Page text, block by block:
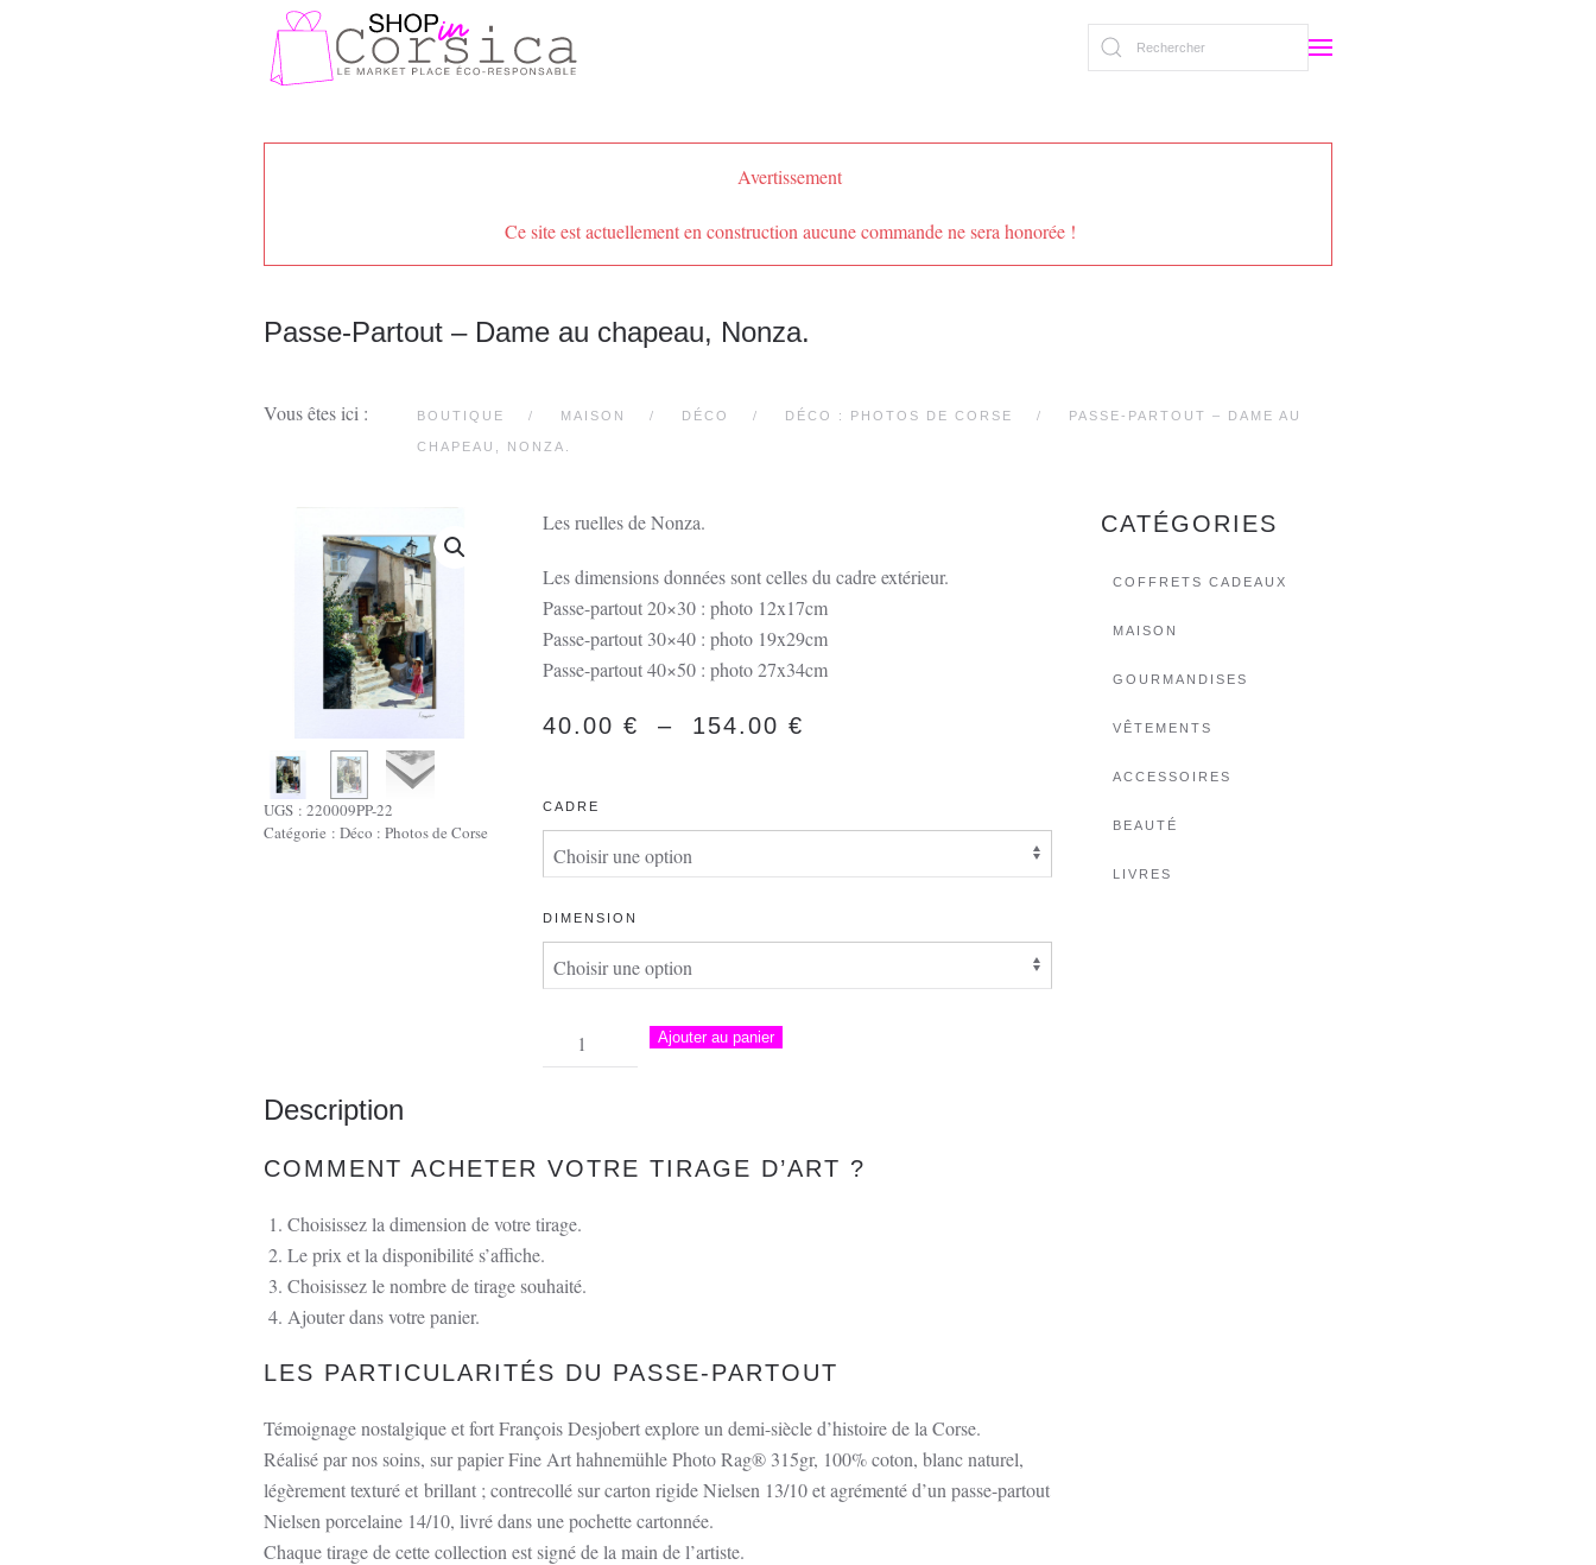
Avertissement
Ce site est actuellement en construction aucune commande ne sera honorée !
Passe-Partout – Dame au chapeau, Nonza.
Vous êtes ici : BOUTIQUE MAISON DÉCO DÉCO : PHOTOS DE CORSE PASSE-PARTOUT – DAME AU
CHAPEAU, NONZA.
UGS : 220009PP-22
Catégorie : Déco : Photos de Corse
Les ruelles de Nonza.
Les dimensions données sont celles du cadre extérieur.
Passe-partout 20×30 : photo 12x17cm
Passe-partout 30×40 : photo 19x29cm
Passe-partout 40×50 : photo 27x34cm
40.00€ – 154.00€
40.00 €
CADRE
DIMENSION
quantité
de
–
au
Nonza.
Ajouter au panier
Description
COMMENT ACHETER VOTRE TIRAGE D’ART ?
Choisissez la dimension de votre tirage.
Le prix et la disponibilité s’affiche.
Choisissez le nombre de tirage souhaité.
Ajouter dans votre panier.
LES PARTICULARITÉS DU PASSE-PARTOUT
Témoignage nostalgique et fort François Desjobert explore un demi-siècle d’histoire de la Corse.
Réalisé par nos soins, sur papier Fine Art hahnemühle Photo Rag® 315gr, 100% coton, blanc naturel,
légèrement texturé et brillant ; contrecollé sur carton rigide Nielsen 13/10 et agrémenté d’un passe-partout
Nielsen porcelaine 14/10, livré dans une pochette cartonnée.
Chaque tirage de cette collection est signé de la main de l’artiste.
CATÉGORIES
COFFRETS CADEAUX
MAISON
GOURMANDISES
VÊTEMENTS
ACCESSOIRES
BEAUTÉ
LIVRES